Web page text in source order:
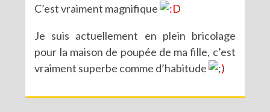
C’est vraiment magnifique
Je suis actuellement en plein bricolage
pour la maison de poupée de ma fille, c’est
vraiment superbe comme d’habitude